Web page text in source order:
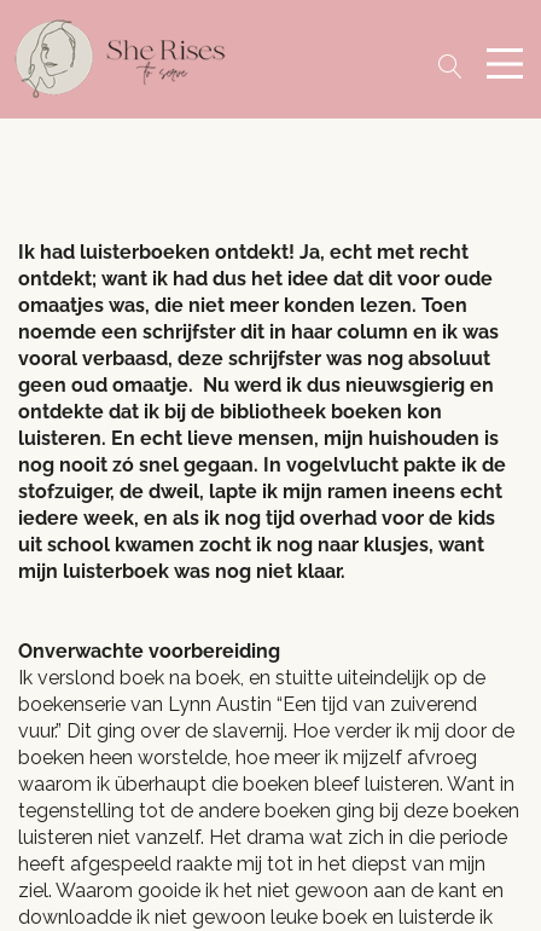
Ik had luisterboeken ontdekt! Ja, echt met recht
ontdekt; want ik had dus het idee dat dit voor oude
omaatjes was, die niet meer konden lezen. Toen
noemde een schrijfster dit in haar column en ik was
vooral verbaasd, deze schrijfster was nog absoluut
geen oud omaatje. Nu werd ik dus nieuwsgierig en
ontdekte dat ik bij de bibliotheek boeken kon
luisteren. En echt lieve mensen, mijn huishouden is
nog nooit zó snel gegaan. In vogelvlucht pakte ik de
stofzuiger, de dweil, lapte ik mijn ramen ineens echt
iedere week, en als ik nog tijd overhad voor de kids
uit school kwamen zocht ik nog naar klusjes, want
mijn luisterboek was nog niet klaar.
Onverwachte voorbereiding
Ik verslond boek na boek, en stuitte uiteindelijk op de
boekenserie van Lynn Austin “Een tijd van zuiverend
vuur.” Dit ging over de slavernij. Hoe verder ik mij door de
boeken heen worstelde, hoe meer ik mijzelf afvroeg
waarom ik überhaupt die boeken bleef luisteren. Want in
tegenstelling tot de andere boeken ging bij deze boeken
luisteren niet vanzelf. Het drama wat zich in die periode
heeft afgespeeld raakte mij tot in het diepst van mijn
ziel. Waarom gooide ik het niet gewoon aan de kant en
downloadde ik niet gewoon leuke boek en luisterde ik